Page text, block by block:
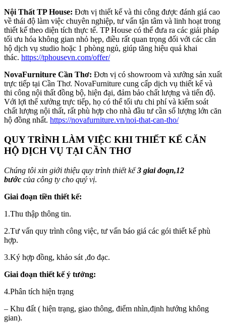
Nội Thất TP House: Đơn vị thiết kế và thi công được đánh giá cao
về thái độ làm việc chuyên nghiệp, tư vấn tận tâm và linh hoạt trong
thiết kế theo diện tích thực tế. TP House có thể đưa ra các giải pháp
tối ưu hóa không gian nhỏ hẹp, điều rất quan trọng đối với các căn
hộ dịch vụ studio hoặc 1 phòng ngủ, giúp tăng hiệu quả khai
thác. https://tphousevn.com/offer/
NovaFurniture Cần Thơ: Đơn vị có showroom và xưởng sản xuất
trực tiếp tại Cần Thơ. NovaFurniture cung cấp dịch vụ thiết kế và
thi công nội thất đồng bộ, hiện đại, đảm bảo chất lượng và tiến độ.
Với lợi thế xưởng trực tiếp, họ có thể tối ưu chi phí và kiểm soát
chất lượng nội thất, rất phù hợp cho nhà đầu tư cần số lượng lớn căn
hộ đồng nhất. https://novafurniture.vn/noi-that-can-tho/
QUY TRÌNH LÀM VIỆC KHI THIẾT KẾ CĂN
HỘ DỊCH VỤ TẠI CẦN THƠ
Chúng tôi xin giới thiệu quy trình thiết kế 3 giai đoạn,12
bước của công ty cho quý vị.
Giai đoạn tiền thiết kế:
1.Thu thập thông tin.
2.Tư vấn quy trình công việc, tư vấn báo giá các gói thiết kế phù
hợp.
3.Ký hợp đồng, khảo sát ,đo đạc.
Giai đoạn thiết kế ý tưởng:
4.Phân tích hiện trạng
– Khu đất ( hiện trạng, giao thông, điểm nhìn,định hướng không
gian).